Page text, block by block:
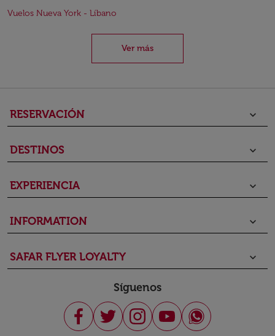
Vuelos Nueva York - Líbano
Ver más
RESERVACIÓN keyboard_arrow_down
DESTINOS keyboard_arrow_down
EXPERIENCIA keyboard_arrow_down
INFORMATION keyboard_arrow_down
SAFAR FLYER LOYALTY keyboard_arrow_down
Síguenos